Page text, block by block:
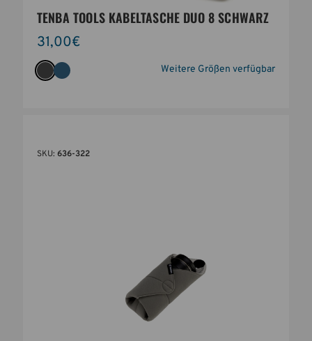
TENBA TOOLS KABELTASCHE DUO 8 SCHWARZ
31,00€
Weitere Größen verfügbar
SKU: 636-322